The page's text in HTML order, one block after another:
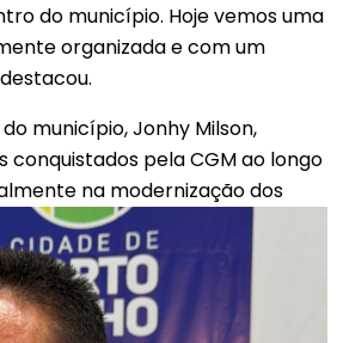
do município. Hoje vemos uma
organizada e com um
município, Jonhy Milson,
conquistados pela CGM ao longo
na modernização dos